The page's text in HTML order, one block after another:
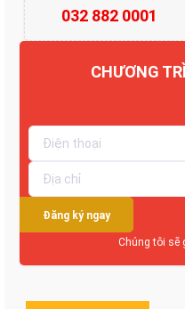
032 882 0001
CHƯƠNG
Đăng ký ngay
Chúng tôi sẽ